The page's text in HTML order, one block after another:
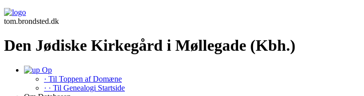
tom.brondsted.dk
Den Jødiske Kirkegård i Møllegade (Kbh.)
Op
· Til Toppen af Domæne
· · Til Genealogi Startside